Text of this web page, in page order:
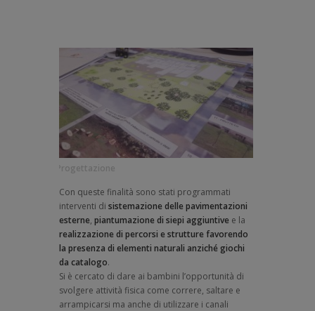
Progettazione
Con queste finalità sono stati programmati
interventi di sistemazione delle pavimentazioni
esterne, piantumazione di siepi aggiuntive e la
realizzazione di percorsi e strutture favorendo
la presenza di elementi naturali anziché giochi
da catalogo.
Si è cercato di dare ai bambini l’opportunità di
svolgere attività fisica come correre, saltare e
arrampicarsi ma anche di utilizzare i canali